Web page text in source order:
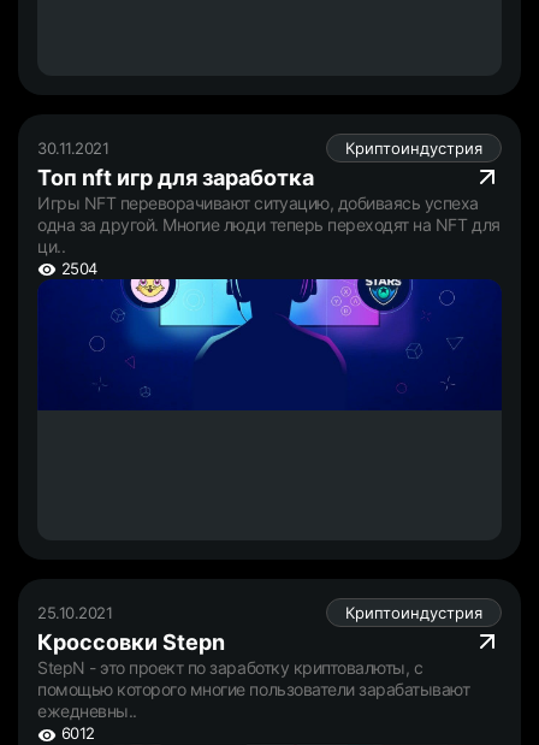
30.11.2021 Криптоиндустрия
Топ nft игр для заработка
Игры NFT переворачивают ситуацию, добиваясь успеха
одна за другой. Многие люди теперь переходят на NFT для
ци..
2504
25.10.2021 Криптоиндустрия
Кроссовки Stepn
StepN - это проект по заработку криптовалюты, с
помощью которого многие пользователи зарабатывают
ежедневны..
6012